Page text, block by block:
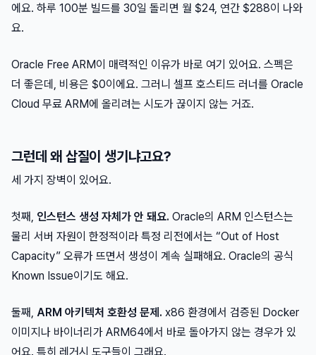
에요. 하루 100분 빌드를 30일 돌리면 월 $24, 연간 $288이 나와
요.
Oracle Free ARM이 매력적인 이유가 바로 여기 있어요. 스펙은
더 좋은데, 비용은 $0이에요. 그러니 셀프 호스티드 러너를 Oracle
Cloud 무료 ARM에 올리려는 시도가 끊이지 않는 거죠.
그런데 왜 삽질이 생기냐고요?
세 가지 장벽이 있어요.
첫째, 인스턴스 생성 자체가 안 돼요. Oracle의 ARM 인스턴스는
물리 서버 자원이 한정적이라 특정 리전에서는 “Out of Host
Capacity” 오류가 뜨면서 생성이 계속 실패해요. Oracle의 공식
Known Issue이기도 해요.
둘째, ARM 아키텍처 호환성 문제. x86 환경에서 검증된 Docker
이미지나 바이너리가 ARM64에서 바로 돌아가지 않는 경우가 있
어요. 특히 레거시 도구들이 그래요.